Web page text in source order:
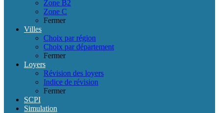
Zone B2
Zone C
Fermer
Villes
Choix par région
Choix par département
Fermer
Loyers
Révision des loyers
Indice de révision
Fermer
SCPI
Simulation